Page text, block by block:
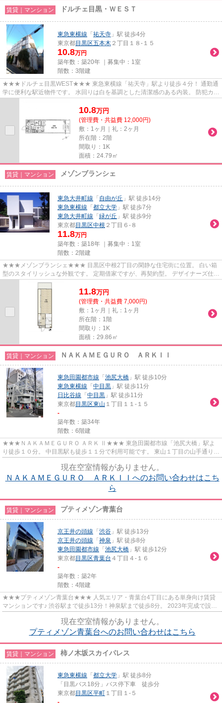
賃貸｜マンション ドルチェ目黒・ＷＥＳＴ
東急東横線 「 祐天寺 」駅 徒歩4分
東京都目黒区五本木 ２丁目１８-１５
10.8万円
築年数：築20年 ｜募集中： 1室
階数：3階建
★★★ドルチェ目黒WEST★★★ 東急東横線「祐天寺」駅より徒歩４分！ 通勤通
学に便利な駅近物件です。 水回りは白を基調とした清潔感のある内装。 防犯カメ
10.8万円
(管理費・共益費 12,000円)
敷：1ヶ月｜礼：2ヶ月
所在階：2階
間取り：1K
面積：24.79㎡
賃貸｜マンション メゾンブランシェ
東急大井町線 「 自由が丘 」駅 徒歩14分
東急東横線 「 都立大学 」駅 徒歩7分
東急大井町線 「 緑が丘 」駅 徒歩9分
東京都目黒区中根 ２丁目６-８
11.8万円
築年数：築18年 ｜募集中： 1室
階数：2階建
★★★メゾンブランシェ★★★ 目黒区中根2丁目の閑静な住宅街に位置。 白い箱
型のスタイリッシュな外観です。 定期借家ですが、再契約型。 デザイナーズ仕様
のお部屋に住みたい方、ぜひお問...
11.8万円
(管理費・共益費 7,000円)
敷：1ヶ月｜礼：1ヶ月
所在階：1階
間取り：1K
面積：29.86㎡
賃貸｜マンション ＮＡＫＡＭＥＧＵＲＯ ＡＲＫＩＩ
東急田園都市線 「 池尻大橋 」駅 徒歩10分
東急東横線 「 中目黒 」駅 徒歩11分
日比谷線 「 中目黒 」駅 徒歩11分
東京都目黒区東山 １丁目１１-１５
-
築年数：築34年
階数：6階建
★★★ＮＡＫＡＭＥＧＵＲＯ ＡＲＫ Ⅱ★★★ 東急田園都市線「池尻大橋」駅よ
り徒歩１０分。 中目黒駅も徒歩１１分で利用可能です。 東山１丁目の山手通りか
現在空室情報がありません。
ＮＡＫＡＭＥＧＵＲＯ ＡＲＫＩＩへのお問い合わせはこち
ら
賃貸｜マンション プティメゾン青葉台
京王井の頭線 「 渋谷 」駅 徒歩13分
京王井の頭線 「 神泉 」駅 徒歩8分
東急田園都市線 「 池尻大橋 」駅 徒歩12分
東京都目黒区青葉台 ４丁目４-１６
-
築年数：築2年
階数：4階建
★★★プティメゾン青葉台★★★ 人気エリア・青葉台4丁目にある単身向け賃貸
マンションです♪ 渋谷駅まで徒歩13分！神泉駅まで徒歩8分。 2023年完成で設備
現在空室情報がありません。
プティメゾン青葉台へのお問い合わせはこちら
賃貸｜マンション 柿ノ木坂スカイパレス
東急東横線 「 都立大学 」駅 徒歩8分
「目黒バス18分」バス停下車 徒歩分
東京都目黒区平町 １丁目１-５